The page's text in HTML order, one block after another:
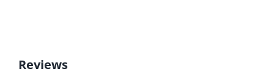
Reviews